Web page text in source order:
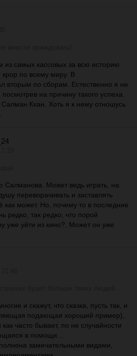
из самых кассовых за всю историю
по всему миру. В
вторым по сборам. Естественно я не
на причину такого успеха.
Кхан. Хоть я к нему отношусь
Салманова. Может ведь играть, на
переворачивать и заставлять
как может. Но, почему то в последние
редко, так редко, что порой
уже уйти из кино?, Может он уже
и скажут, что сказка, пусть так, и
подающая хороший пример),
часто бывает, по не случайности
в помощи…
замечательными видами,